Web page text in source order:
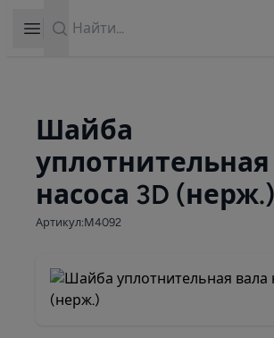
Open sidebar
Шайба
уплотнительная
насоса 3D (нерж.)
Артикул:М4092